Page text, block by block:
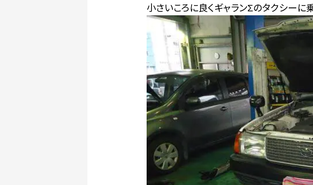
小さいころに良くギャランΣのタクシーに